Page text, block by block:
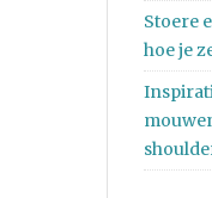
Stoere
hoe je